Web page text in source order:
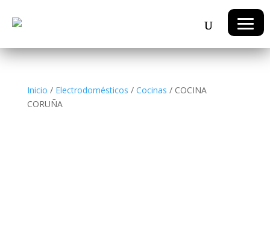
Inicio / Electrodomésticos / Cocinas / COCINA
CORUÑA